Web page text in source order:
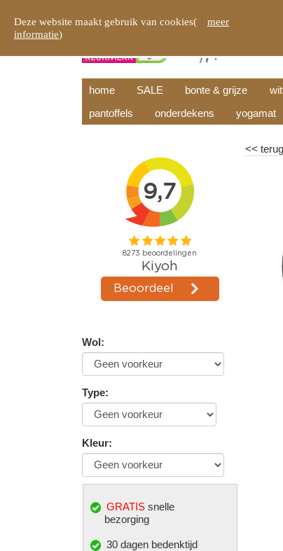
home SALE bonte & grijze
pantoffels
onderdekens yogamat
Wol:
Type:
Kleur:
GRATIS snelle
bezorging
30 dagen bedenktijd
<<
Deze website maakt gebruik van cookies(
meer
informatie)